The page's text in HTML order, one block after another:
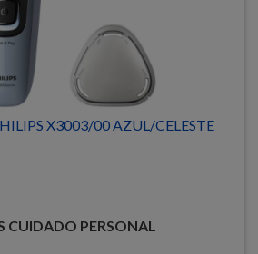
X3003/00 AZUL/CELESTE
CUIDADO PERSONAL